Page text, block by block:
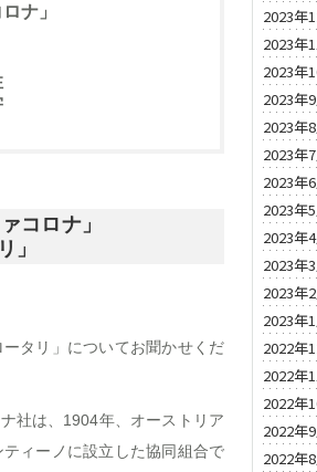
ナ」
コロナ」
」
タリ」についてお聞かせくだ
社は、1904年、オーストリア
ィーノに設立した協同組合で
2023年
2023年
2023年
2023年
2023年
2023年
2023年
2023年
2023年
2023年
2023年
2023年
2022年
2022年
2022年
2022年
2022年